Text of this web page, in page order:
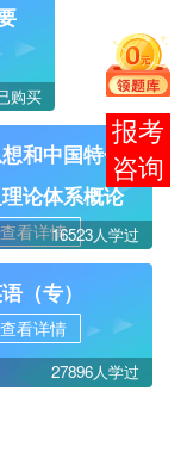
购买
和中国特色社
论体系概论
查看详情16523人学过
（专）
查看详情
27896人学过
报考
咨询